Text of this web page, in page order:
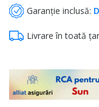
Garanție inclusă:
Livrare în toată